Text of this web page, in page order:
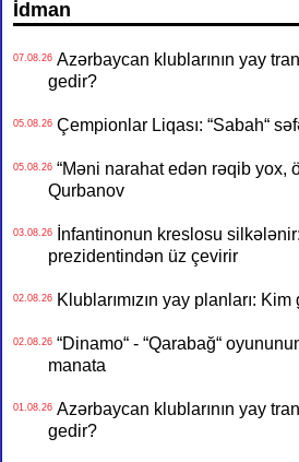
İdman
07.08.26Azərbaycan klublarının yay
gedir?
05.08.26Çempionlar Liqası: “Sabah“
05.08.26“Məni narahat edən rəqib yox,
Qurbanov
03.08.26İnfantinonun kreslosu
prezidentindən üz çevirir
02.08.26Klublarımızın yay planları:
02.08.26“Dinamo“ - “Qarabağ“
manata
01.08.26Azərbaycan klublarının yay
gedir?